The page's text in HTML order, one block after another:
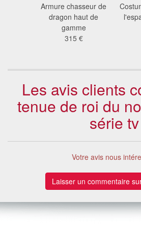
Armure chasseur de
dragon haut de
gamme
315 €
Les avis clients
tenue de roi du
série tv
Votre avis nous
Laisser un commentaire